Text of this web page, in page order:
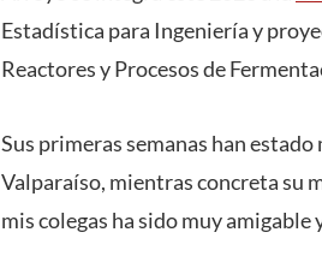
Estadística para Ingeniería y
Reactores y Procesos de
Sus primeras semanas han
Valparaíso, mientras concreta su
mis colegas ha sido muy amigable